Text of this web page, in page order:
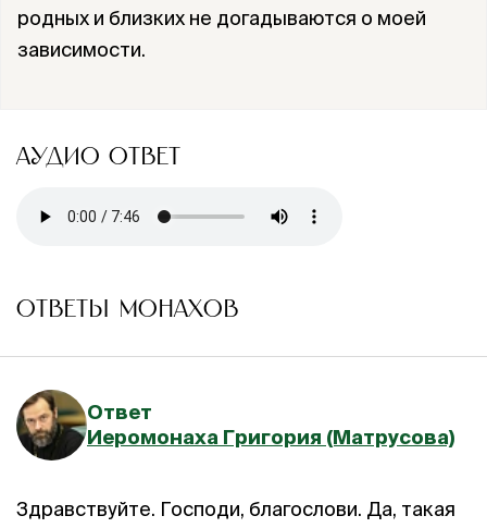
родных и близких не догадываются о моей
зависимости.
АУДИО ОТВЕТ
ОТВЕТЫ МОНАХОВ
Ответ
Иеромонаха Григория (Матрусова)
Здравствуйте. Господи, благослови. Да, такая